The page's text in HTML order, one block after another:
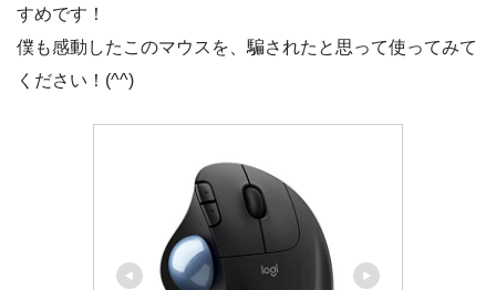
すめです！
僕も感動したこのマウスを、騙されたと思って使ってみて
ください！(^^)